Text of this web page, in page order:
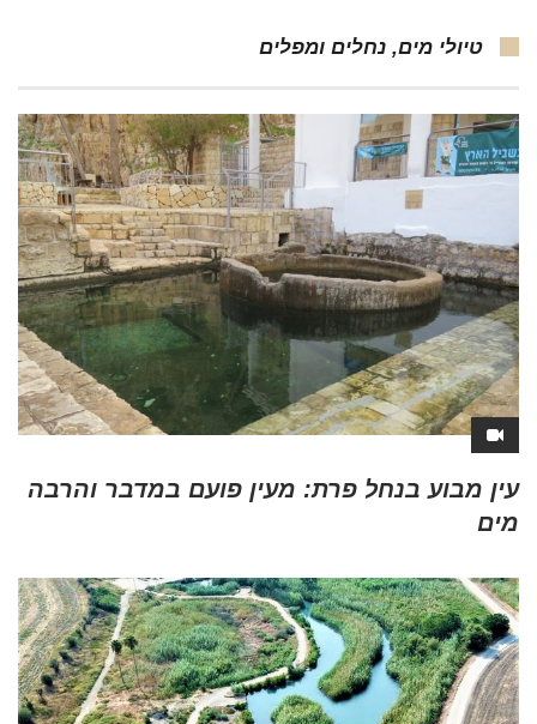
טיולי מים, נחלים ומפלים
עין מבוע בנחל פרת: מעין פועם במדבר והרבה
מים